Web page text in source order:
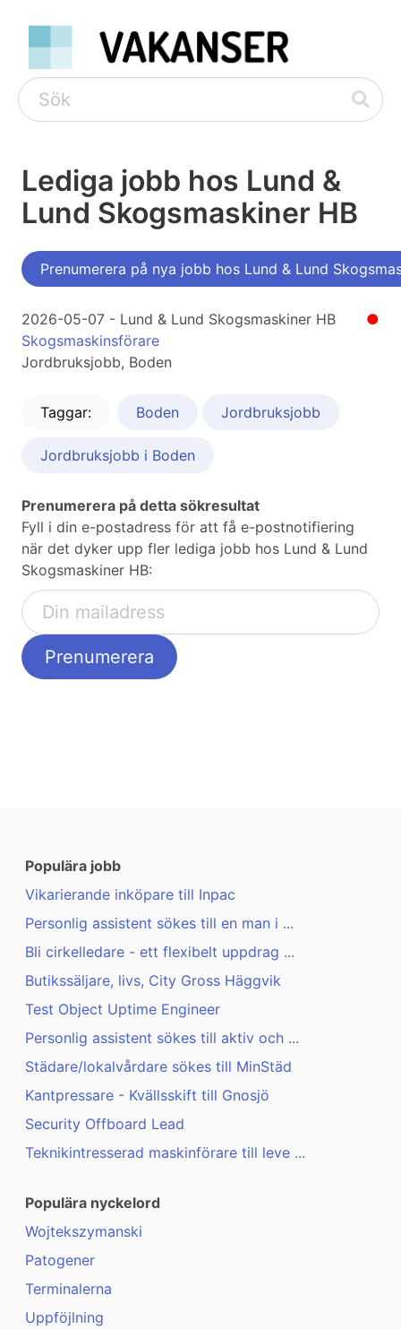
Lediga jobb hos Lund &
Lund Skogsmaskiner HB
Prenumerera på nya jobb hos Lund & Lund
●
2026-05-07 - Lund & Lund Skogsmaskiner HB
Skogsmaskinsförare
Jordbruksjobb, Boden
Taggar: Boden Jordbruksjobb
Jordbruksjobb i Boden
Prenumerera på detta sökresultat
Fyll i din e-postadress för att få e-postnotifiering
när det dyker upp fler lediga jobb hos Lund & Lund
Skogsmaskiner HB:
Populära jobb
Vikarierande inköpare till Inpac
Personlig assistent sökes till en man i ...
Bli cirkelledare - ett flexibelt uppdrag ...
Butikssäljare, livs, City Gross Häggvik
Test Object Uptime Engineer
Personlig assistent sökes till aktiv och ...
Städare/lokalvårdare sökes till MinStäd
Kantpressare - Kvällsskift till Gnosjö
Security Offboard Lead
Teknikintresserad maskinförare till leve ...
Populära nyckelord
Wojtekszymanski
Patogener
Terminalerna
Uppföjlning